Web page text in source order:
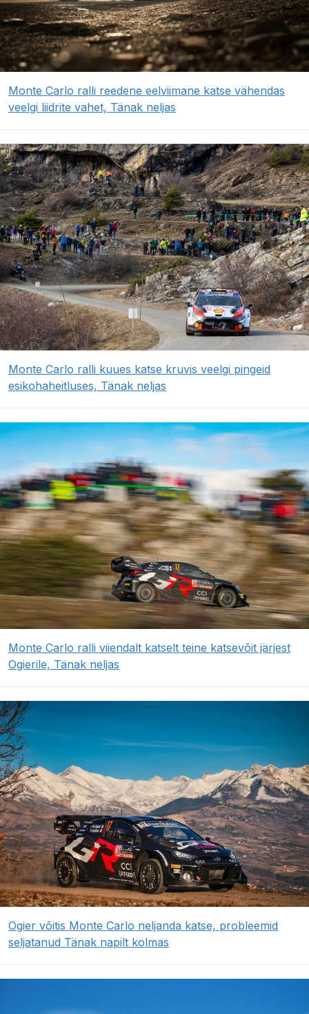
Monte Carlo ralli reedene eelviimane katse vähendas
veelgi liidrite vahet, Tänak neljas
Monte Carlo ralli kuues katse kruvis veelgi pingeid
esikohaheitluses, Tänak neljas
Monte Carlo ralli viiendalt katselt teine katsevõit järjest
Ogierile, Tänak neljas
Ogier võitis Monte Carlo neljanda katse, probleemid
seljatanud Tänak napilt kolmas